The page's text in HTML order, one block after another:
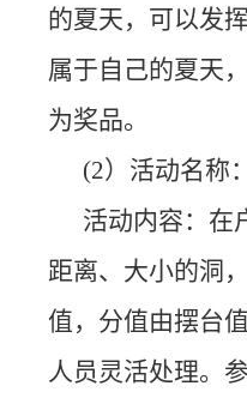
的夏天，可以发
属于自己的夏天
为奖品。
(2）活动名称：
活动内容：在
距离、大小的洞
值，分值由摆台
人员灵活处理。